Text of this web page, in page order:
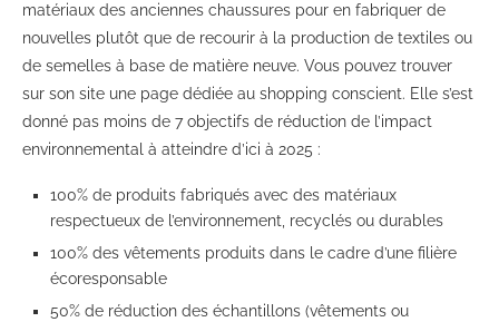
matériaux des anciennes chaussures pour en fabriquer de
nouvelles plutôt que de recourir à la production de textiles ou
de semelles à base de matière neuve. Vous pouvez trouver
sur son site une page dédiée au shopping conscient. Elle s’est
donné pas moins de 7 objectifs de réduction de l’impact
environnemental à atteindre d’ici à 2025 :
100% de produits fabriqués avec des matériaux
respectueux de l’environnement, recyclés ou durables
100% des vêtements produits dans le cadre d’une filière
écoresponsable
50% de réduction des échantillons (vêtements ou